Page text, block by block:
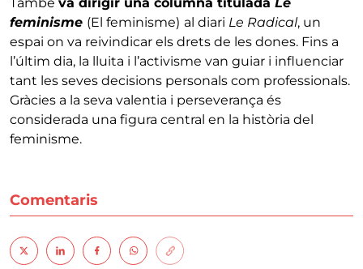
feminisme (El feminisme) al diari Le Radical, un
espai on va reivindicar els drets de les dones. Fins a
l’últim dia, la lluita i l’activisme van guiar i influenciar
tant les seves decisions personals com professionals.
Gràcies a la seva valentia i perseverança és
considerada una figura central en la història del
feminisme.
Comentaris